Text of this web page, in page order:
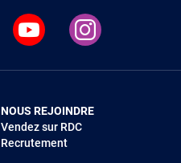
NOUS REJOINDRE
Vendez sur RDC
Recrutement